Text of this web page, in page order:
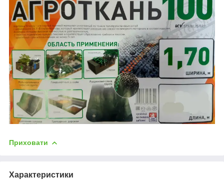
Приховати
Характеристики